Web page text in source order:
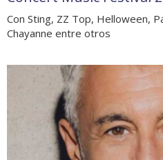
Con Sting, ZZ Top, Helloween,
Chayanne entre otros